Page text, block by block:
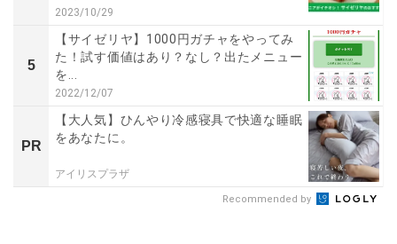
2023/10/29
5
【サイゼリヤ】1000円ガチャをやってみ
た！試す価値はあり？なし？出たメニュー
を...
2022/12/07
PR
【大人気】ひんやり冷感寝具で快適な睡眠
をあなたに。
アイリスプラザ
Recommended by